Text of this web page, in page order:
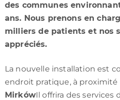
des communes
ans. Nous prenons en
milliers de patients et nos
appréciés.
La nouvelle installation est
endroit pratique, à proximité
MirkówIl offrira des services